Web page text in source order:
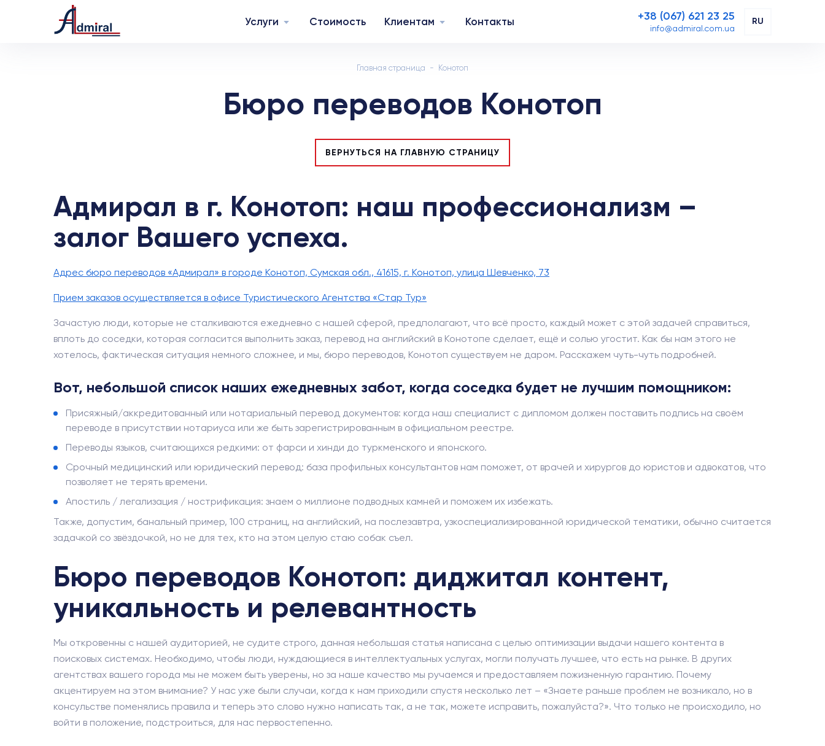
Услуги Стоимость Клиентам Контакты +38 (067) 621 23 25
info@admiral.com.ua
RU
Главная страница Конотоп
Бюро переводов Конотоп
ВЕРНУТЬСЯ НА ГЛАВНУЮ СТРАНИЦУ
Адмирал в г. Конотоп: наш профессионализм –
залог Вашего успеха.
Адрес бюро переводов «Адмирал» в городе Конотоп, Сумская обл., 41615, г. Конотоп, улица Шевченко, 73
Прием заказов осуществляется в офисе Туристического Агентства «Стар Тур»
Зачастую люди, которые не сталкиваются ежедневно с нашей сферой, предполагают, что всё просто, каждый может с этой задачей справиться,
вплоть до соседки, которая согласится выполнить заказ, перевод на английский в Конотопе сделает, ещё и солью угостит. Как бы нам этого не
хотелось, фактическая ситуация немного сложнее, и мы, бюро переводов, Конотоп существуем не даром. Расскажем чуть-чуть подробней.
Вот, небольшой список наших ежедневных забот, когда соседка будет не лучшим помощником:
Присяжный/аккредитованный или нотариальный перевод документов: когда наш специалист с дипломом должен поставить подпись на своём
переводе в присутствии нотариуса или же быть зарегистрированным в официальном реестре.
Переводы языков, считающихся редкими: от фарси и хинди до туркменского и японского.
Срочный медицинский или юридический перевод: база профильных консультантов нам поможет, от врачей и хирургов до юристов и адвокатов, что
позволяет не терять времени.
Апостиль / легализация / нострификация: знаем о миллионе подводных камней и поможем их избежать.
Также, допустим, банальный пример, 100 страниц, на английский, на послезавтра, узкоспециализированной юридической тематики, обычно считается
задачкой со звёздочкой, но не для тех, кто на этом целую стаю собак съел.
Бюро переводов Конотоп: диджитал контент,
уникальность и релевантность
Мы откровенны с нашей аудиторией, не судите строго, данная небольшая статья написана с целью оптимизации выдачи нашего контента в
поисковых системах. Необходимо, чтобы люди, нуждающиеся в интеллектуальных услугах, могли получать лучшее, что есть на рынке. В других
агентствах вашего города мы не можем быть уверены, но за наше качество мы ручаемся и предоставляем пожизненную гарантию. Почему
акцентируем на этом внимание? У нас уже были случаи, когда к нам приходили спустя несколько лет – «Знаете раньше проблем не возникало, но в
консульстве поменялись правила и теперь это слово нужно написать так, а не так, можете исправить, пожалуйста?». Что только не происходило, но
войти в положение, подстроиться, для нас первостепенно.